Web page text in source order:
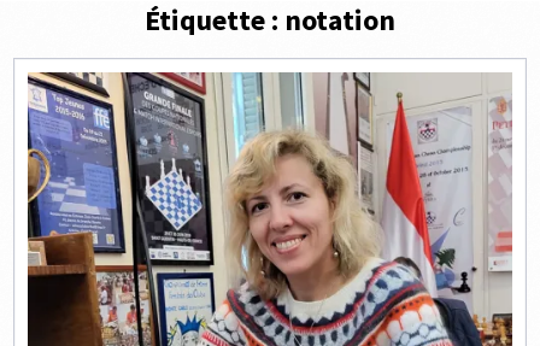
Étiquette : notation